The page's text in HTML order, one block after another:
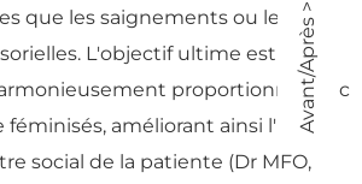
que les saignements ou les
L'objectif ultime est de
proportionné avec
féminisés, améliorant ainsi l'image
social de la patiente (Dr MFO,
Avant/Après >